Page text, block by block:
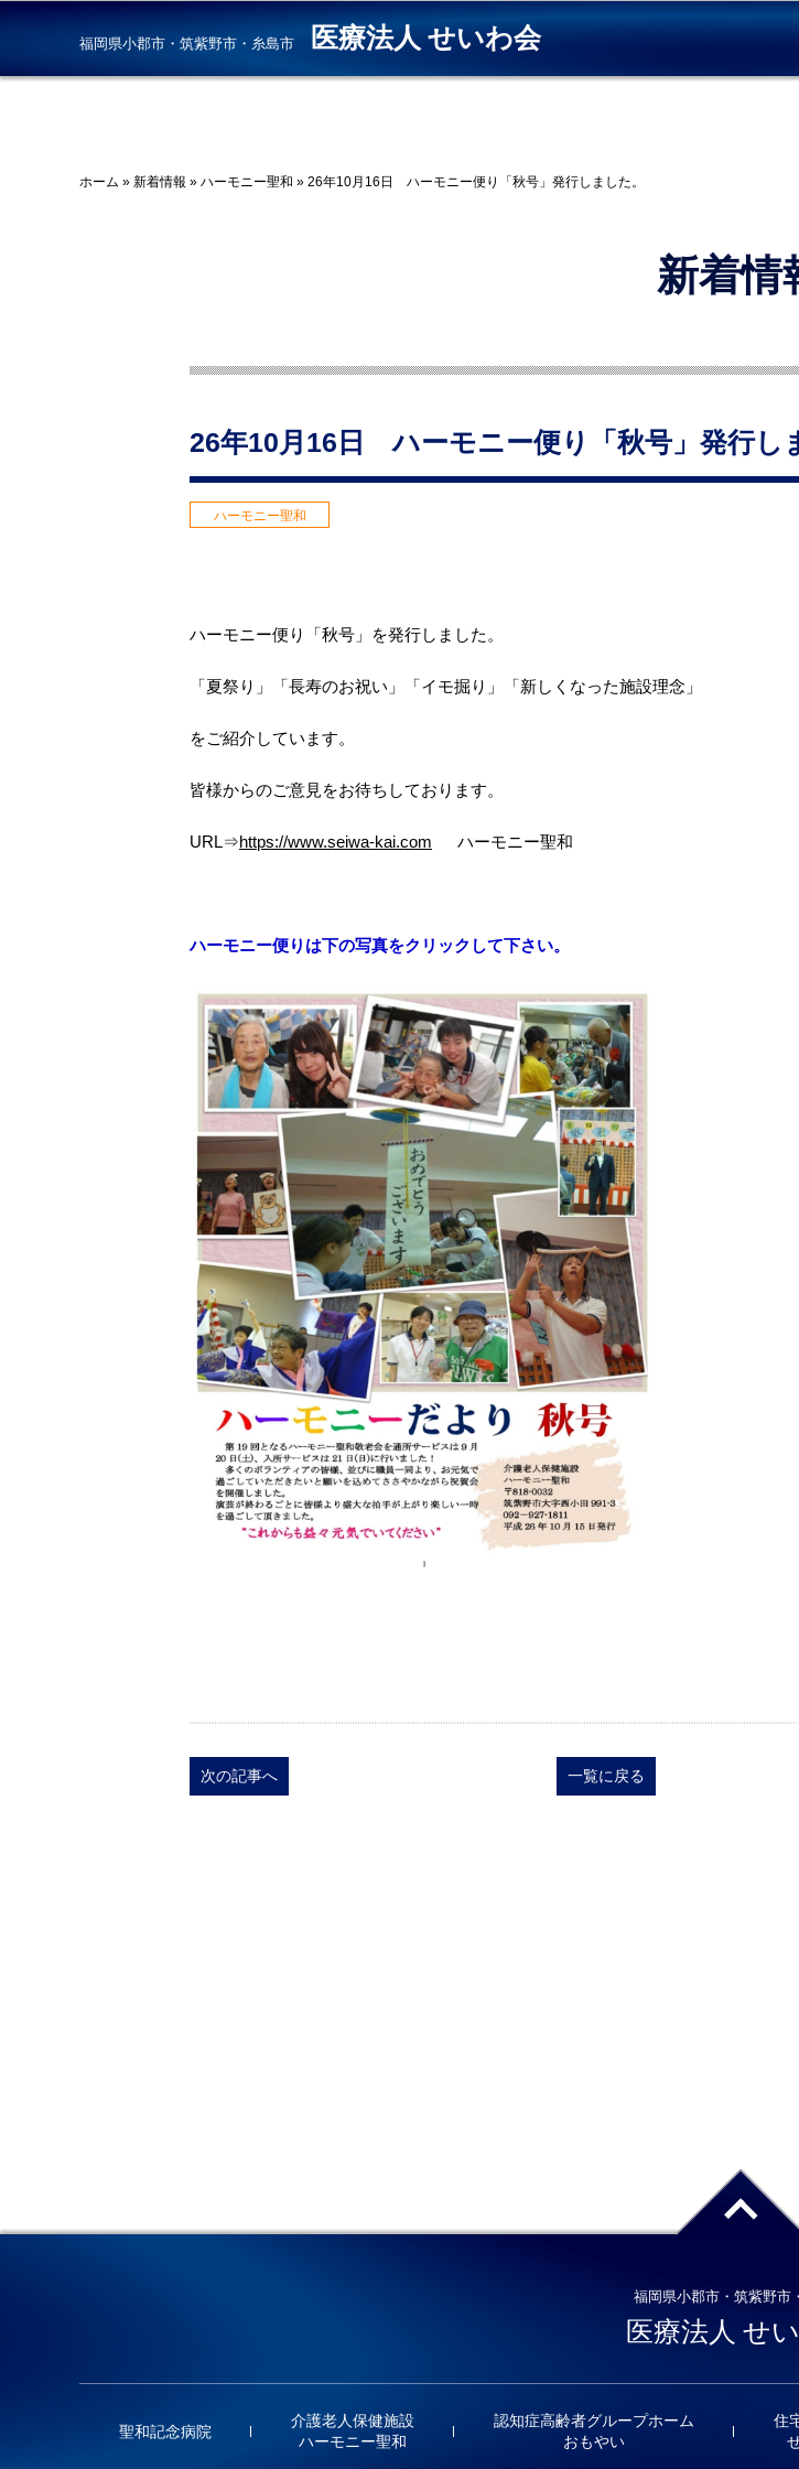
福岡県小郡市・筑紫野市・糸島市 医療法人 せいわ会
ホーム » 新着情報 » ハーモニー聖和 » 26年10月16日 ハーモニー便り「秋号」発行しました。
新着情
26年10月16日 ハーモニー便り「秋号」発行し
ハーモニー聖和
ハーモニー便り「秋号」を発行しました。
「夏祭り」「長寿のお祝い」「イモ掘り」「新しくなった施設理念」
をご紹介しています。
皆様からのご意見をお待ちしております。
URL⇒https://www.seiwa-kai.com ハーモニー聖和
ハーモニー便りは下の写真をクリックして下さい。
次の記事へ 一覧に戻る
福岡県小郡市・筑紫野市
医療法人 せ
聖和記念病院
介護老人保健施設
ハーモニー聖和
認知症高齢者グループホーム
おもやい
住